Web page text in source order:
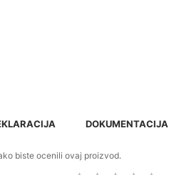
DOKUMENTACIJA
biste ocenili ovaj proizvod.